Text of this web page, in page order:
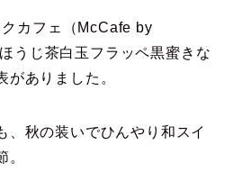
カフェ（McCafe by
うじ茶白玉フラッペ黒蜜きな
がありました。
、秋の装いでひんやり和スイ
。